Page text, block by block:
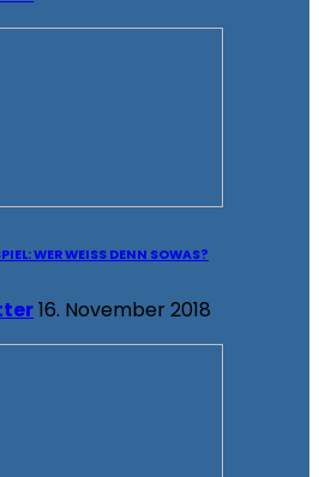
WER WEISS DENN SOWAS?
16. November 2018